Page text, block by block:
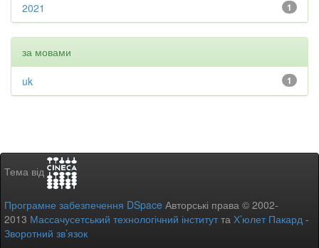
1
2021
за мовами
1
uk
Тема від
Програмне забезпечення DSpace Авторські права © 2002-
2013 Массачусетський технологічний інститутта Х’юлет Пакард -
Зворотний зв’язок